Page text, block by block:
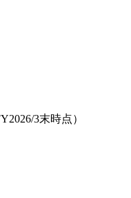
3末時点）